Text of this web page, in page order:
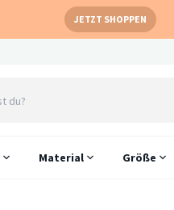
JETZT SHOPPEN
Material Größe